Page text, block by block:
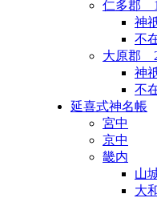
仁多郡
神
不
大原郡
神
不
延喜式神名帳
宮中
京中
畿内
山
大